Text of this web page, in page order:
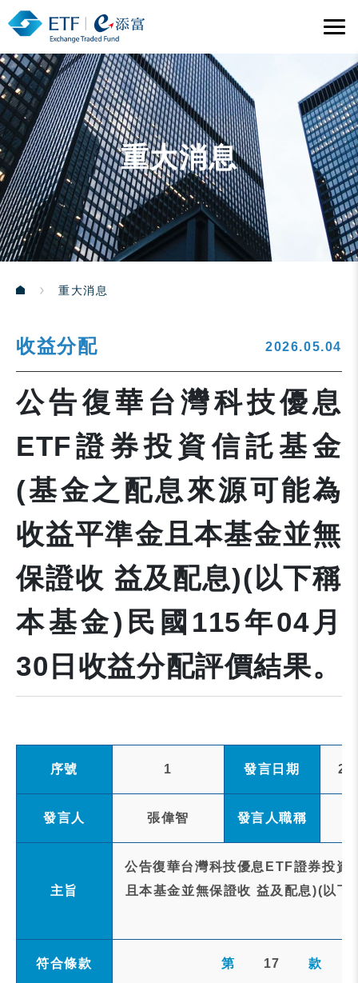
重大消息
重大消息
收益分配 2026.05.04
公告復華台灣科技優息
ETF證券投資信託基金
(基金之配息來源可能為
收益平準金且本基金並無
保證收 益及配息)(以下稱
本基金)民國115年04月
30日收益分配評價結果。
序號 1 發言日期
發言人 張偉智 發言人職稱
主旨
公告復華台灣科技優息ETF證券投資
且本基金並無保證收 益及配息)(以
符合條款 第 17 款